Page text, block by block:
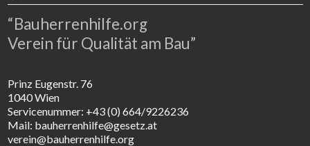
“Bauherrenhilfe.org
Verein für Qualität am Bau”
Prinz Eugenstr. 76
1040 Wien
Servicenummer: +43 (0) 664/9226236
Mail: bauherrenhilfe@gesetz.at
verein@bauherrenhilfe.org